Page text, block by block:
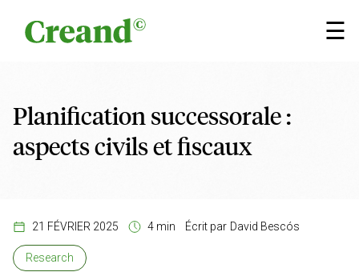
☰
×
Planification successorale :
aspects civils et fiscaux
21 FÉVRIER 2025 4 min Écrit par David Bescós
Research